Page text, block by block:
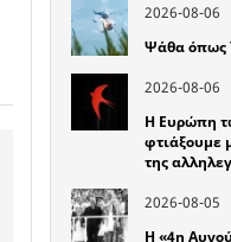
2026-08-06
Ψάθα όπως
2026-08-06
Η Ευρώπη
φτιάξουμε
της
2026-08-05
Η «4η